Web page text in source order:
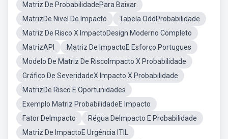
Matriz De ProbabilidadePara Baixar
MatrizDe Nivel De Impacto
Tabela OddProbabilidade
Matriz De Risco X ImpactoDesign Moderno Completo
MatrizAPI
Matriz De ImpactoE Esforço Portugues
Modelo De Matriz De RiscoImpacto X Probabilidade
Gráfico De SeveridadeX Impacto X Probabilidade
MatrizDe Risco E Oportunidades
Exemplo Matriz ProbabilidadeE Impacto
Fator DeImpacto
Régua DeImpacto E Probabilidade
Matriz De ImpactoE Urgência ITIL